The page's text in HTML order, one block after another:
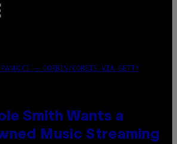
PANUCCI – CORBIS/CORBIS VIA GETTY
Smith Wants a
Music Streaming